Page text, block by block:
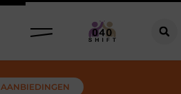
AANBIEDINGEN